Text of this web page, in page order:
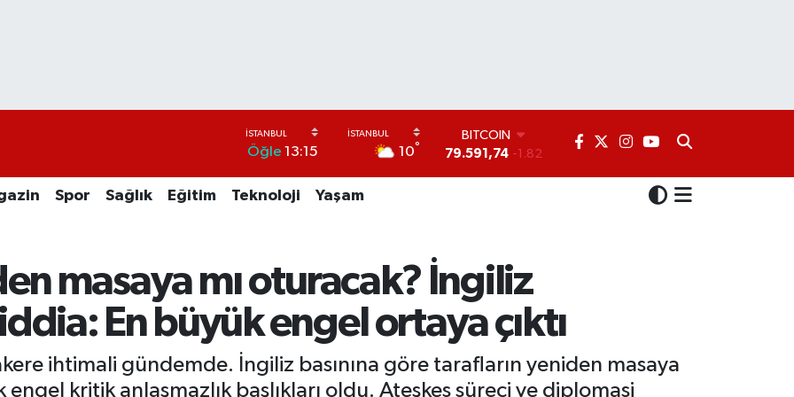
Öğle 13:15 10°
DOLAR
45,43620 0.02
6862,09000
BİST100
14.598,00
BITCOIN
79.591,74 -1.82
Spor Sağlık Eğitim Teknoloji Yaşam
masaya mı oturacak? İngiliz
En büyük engel ortaya çıktı
ihtimali gündemde. İngiliz basınına göre tarafların yeniden masaya
kritik anlaşmazlık başlıkları oldu. Ateşkes süreci ve diplomasi